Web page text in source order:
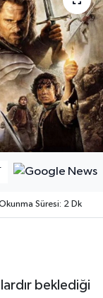
Süresi: 2 Dk
beklediği